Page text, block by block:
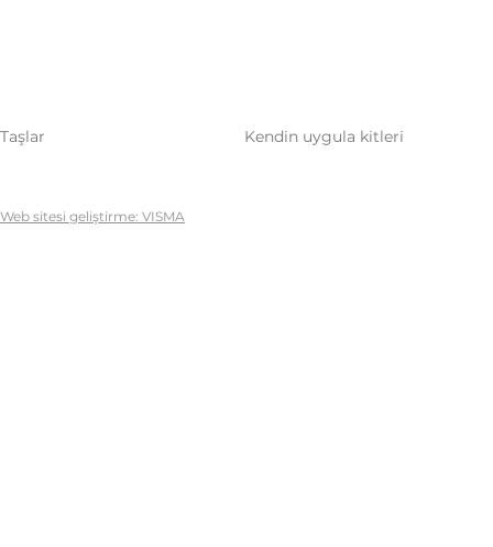
Taşlar Kendin uygula kitleri
Web sitesi geliştirme: VISMA